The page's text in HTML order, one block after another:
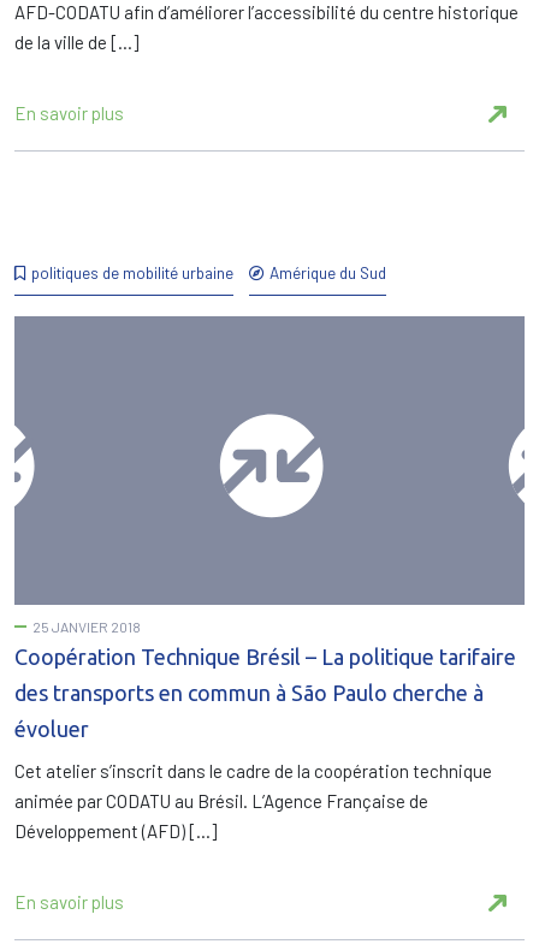
AFD-CODATU afin d’améliorer l’accessibilité du centre historique
de la ville de […]
En savoir plus
politiques de mobilité urbaine Amérique du Sud
25 JANVIER 2018
Coopération Technique Brésil – La politique tarifaire
des transports en commun à São Paulo cherche à
évoluer
Cet atelier s’inscrit dans le cadre de la coopération technique
animée par CODATU au Brésil. L’Agence Française de
Développement (AFD) […]
En savoir plus